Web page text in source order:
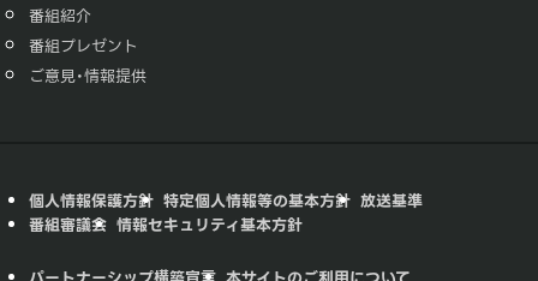
番組紹介
番組プレゼント
ご意見・情報提供
個人情報保護方針 特定個人情報等の基本方針 放送基準
番組審議会 情報セキュリティ基本方針